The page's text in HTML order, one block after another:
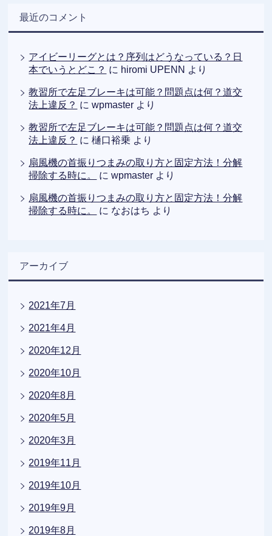
最近のコメント
アイビーリーグとは？序列はどうなっている？日
本でいうとどこ？ に hiromi UPENN より
教習所で左足ブレーキは可能？問題点は何？道交
法上違反？ にwpmaster より
教習所で左足ブレーキは可能？問題点は何？道交
法上違反？ に樋口裕乗 より
扇風機の首振りつまみの取り方と固定方法！分解
掃除する時に。
にwpmaster より
扇風機の首振りつまみの取り方と固定方法！分解
掃除する時に。
に なおはち より
アーカイブ
2021年7月
2021年4月
2020年12月
2020年10月
2020年8月
2020年5月
2020年3月
2019年11月
2019年10月
2019年9月
2019年8月